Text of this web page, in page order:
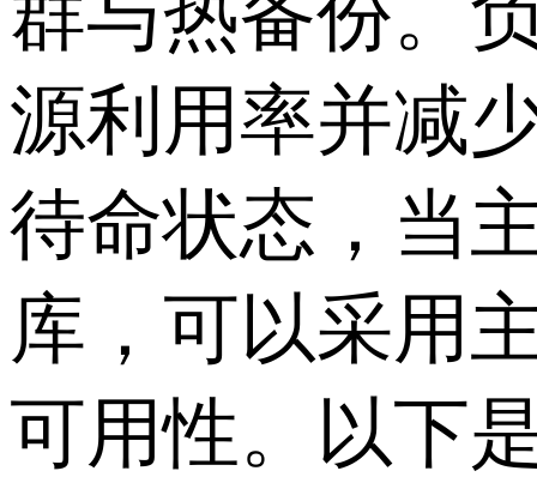
源利用率并减
待命状态，当
库，可以采用
可用性。以下